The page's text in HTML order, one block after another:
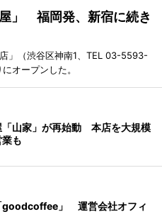
」 福岡発、新宿に続き
」（渋谷区神南1、TEL 03-5593-
オープンした。
「山家」が再始動 本店を大規模
も
goodcoffee」 運営会社オフィ